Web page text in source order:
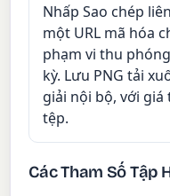
Nhấp Sao chép
một URL mã hóa
phạm vi thu
kỳ. Lưu PNG tải
giải nội bộ, với
tệp.
Các Tham Số Tập